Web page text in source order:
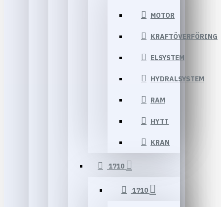
MOTOR
KRAFTÖVERFÖRING
ELSYSTEM
HYDRALSYSTEM
RAM
HYTT
KRAN
1710
1710